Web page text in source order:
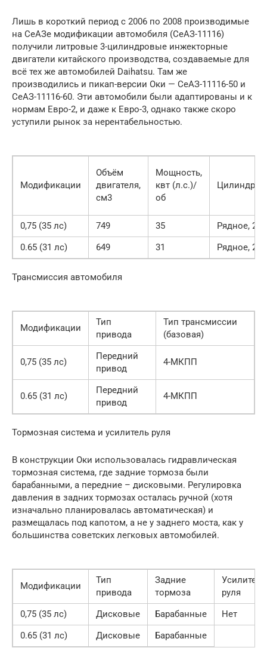
Лишь в короткий период с 2006 по 2008 производимые
на СеАЗе модификации автомобиля (СеАЗ-11116)
получили литровые 3-цилиндровые инжекторные
двигатели китайского производства, создаваемые для
всё тех же автомобилей Daihatsu. Там же
производились и пикап-версии Оки — СеАЗ-11116-50 и
СеАЗ-11116-60. Эти автомобили были адаптированы и к
нормам Евро-2, и даже к Евро-3, однако также скоро
уступили рынок за нерентабельностью.
Модификации
Объём
двигателя,
см3
Мощность,
квт (л.с.)/
об
Цилиндры
0,75 (35 лс) 749 35
Рядное, 2
0.65 (31 лс)
649 31 Рядное, 2
Трансмиссия автомобиля
Модификации
Тип
привода
Тип трансмиссии
(базовая)
0,75 (35 лс)
Передний
привод
4-МКПП
0.65 (31 лс)
Передний
привод
4-МКПП
Тормозная система и усилитель руля
В конструкции Оки использовалась гидравлическая
тормозная система, где задние тормоза были
барабанными, а передние – дисковыми. Регулировка
давления в задних тормозах осталась ручной (хотя
изначально планировалась автоматическая) и
размещалась под капотом, а не у заднего моста, как у
большинства советских легковых автомобилей.
Модификации
Тип
привода
Задние
тормоза
Усилитель
руля
0,75 (35 лс)
Дисковые Барабанные
Нет
0.65 (31 лс)
Дисковые Барабанные